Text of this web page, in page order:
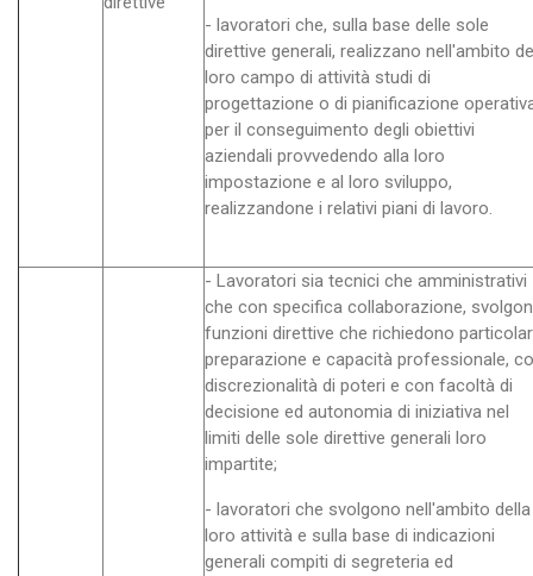
- lavoratori che, sulla base delle sole
direttive generali, realizzano nell'ambito
loro campo di attività studi di
progettazione o di pianificazione
per il conseguimento degli obiettivi
aziendali provvedendo alla loro
impostazione e al loro sviluppo,
realizzandone i relativi piani di lavoro.
- Lavoratori sia tecnici che amministrativi
che con specifica collaborazione,
funzioni direttive che richiedono
preparazione e capacità professionale,
discrezionalità di poteri e con facoltà di
decisione ed autonomia di iniziativa nel
limiti delle sole direttive generali loro
impartite;
- lavoratori che svolgono nell'ambito della
loro attività e sulla base di indicazioni
generali compiti di segreteria ed